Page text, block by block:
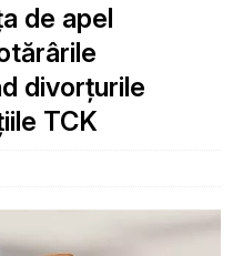
de apel
divorțurile
TCK